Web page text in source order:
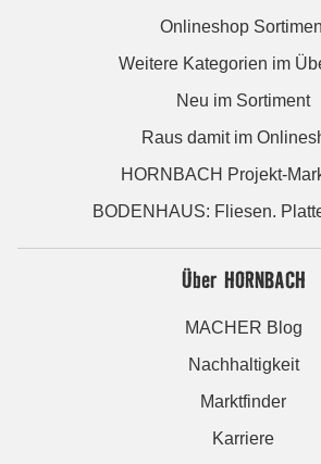
Onlineshop
Weitere Kategorien im
Neu im Sortiment
Raus damit im
HORNBACH Projekt-
BODENHAUS: Fliesen.
Über HORNBACH
MACHER Blog
Nachhaltigkeit
Marktfinder
Karriere